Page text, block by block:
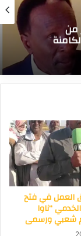
من
الطبية
العمل في فتح
“ناوا
شعبي ورسمى